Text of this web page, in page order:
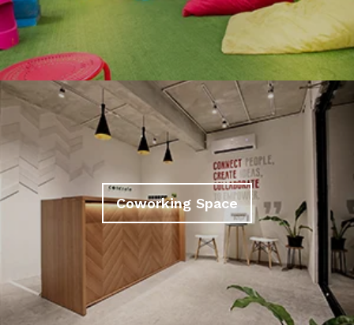
Coworking Space